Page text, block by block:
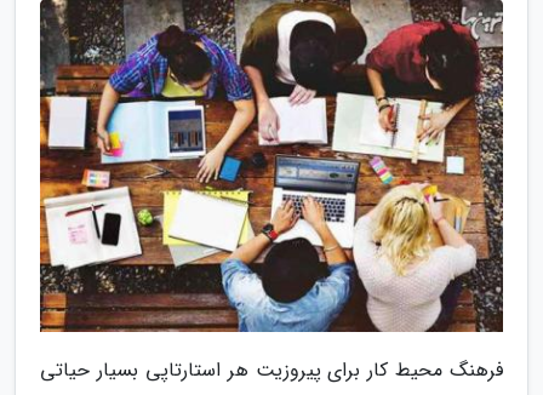
فرهنگ محیط کار برای پیروزیت هر استارتاپی بسیار حیاتی